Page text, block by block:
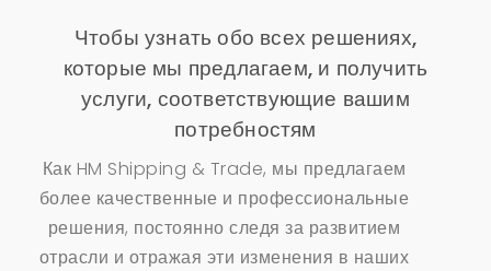
Чтобы узнать обо всех решениях,
которые мы предлагаем, и получить
услуги, соответствующие вашим
потребностям
Как HM Shipping & Trade, мы предлагаем
более качественные и профессиональные
решения, постоянно следя за развитием
отрасли и отражая эти изменения в наших